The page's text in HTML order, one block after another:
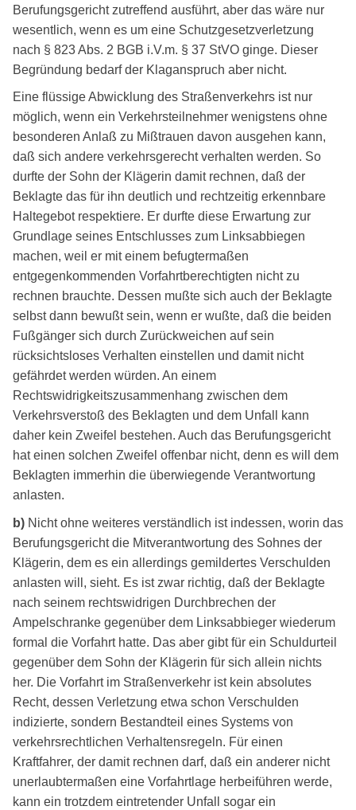
Berufungsgericht zutreffend ausführt, aber das wäre nur
wesentlich, wenn es um eine Schutzgesetzverletzung
nach § 823 Abs. 2 BGB i.V.m. § 37 StVO ginge. Dieser
Begründung bedarf der Klaganspruch aber nicht.
Eine flüssige Abwicklung des Straßenverkehrs ist nur
möglich, wenn ein Verkehrsteilnehmer wenigstens ohne
besonderen Anlaß zu Mißtrauen davon ausgehen kann,
daß sich andere verkehrsgerecht verhalten werden. So
durfte der Sohn der Klägerin damit rechnen, daß der
Beklagte das für ihn deutlich und rechtzeitig erkennbare
Haltegebot respektiere. Er durfte diese Erwartung zur
Grundlage seines Entschlusses zum Linksabbiegen
machen, weil er mit einem befugtermaßen
entgegenkommenden Vorfahrtberechtigten nicht zu
rechnen brauchte. Dessen mußte sich auch der Beklagte
selbst dann bewußt sein, wenn er wußte, daß die beiden
Fußgänger sich durch Zurückweichen auf sein
rücksichtsloses Verhalten einstellen und damit nicht
gefährdet werden würden. An einem
Rechtswidrigkeitszusammenhang zwischen dem
Verkehrsverstoß des Beklagten und dem Unfall kann
daher kein Zweifel bestehen. Auch das Berufungsgericht
hat einen solchen Zweifel offenbar nicht, denn es will dem
Beklagten immerhin die überwiegende Verantwortung
anlasten.
b) Nicht ohne weiteres verständlich ist indessen, worin das
Berufungsgericht die Mitverantwortung des Sohnes der
Klägerin, dem es ein allerdings gemildertes Verschulden
anlasten will, sieht. Es ist zwar richtig, daß der Beklagte
nach seinem rechtswidrigen Durchbrechen der
Ampelschranke gegenüber dem Linksabbieger wiederum
formal die Vorfahrt hatte. Das aber gibt für ein Schuldurteil
gegenüber dem Sohn der Klägerin für sich allein nichts
her. Die Vorfahrt im Straßenverkehr ist kein absolutes
Recht, dessen Verletzung etwa schon Verschulden
indizierte, sondern Bestandteil eines Systems von
verkehrsrechtlichen Verhaltensregeln. Für einen
Kraftfahrer, der damit rechnen darf, daß ein anderer nicht
unerlaubtermaßen eine Vorfahrtlage herbeiführen werde,
kann ein trotzdem eintretender Unfall sogar ein